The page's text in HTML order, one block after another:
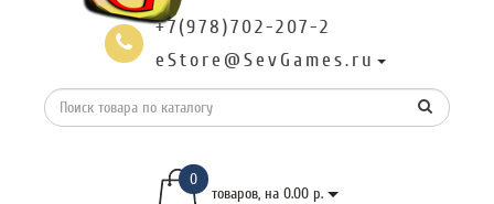
+7(978)702-207-2
eStore@SevGames.ru
0
товаров, на 0.00 р.